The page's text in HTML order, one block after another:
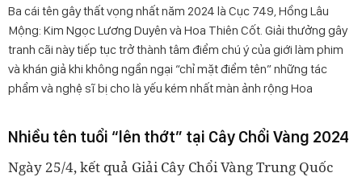
Ba cái tên gây thất vọng nhất năm 2024 là Cục 749, Hồng Lâu
Mộng: Kim Ngọc Lương Duyên và Hoa Thiên Cốt. Giải thưởng gây
tranh cãi này tiếp tục trở thành tâm điểm chú ý của giới làm phim
và khán giả khi không ngần ngại “chỉ mặt điểm tên” những tác
phẩm và nghệ sĩ bị cho là yếu kém nhất màn ảnh rộng Hoa
Nhiều tên tuổi “lên thớt” tại Cây Chổi Vàng 2024
Ngày 25/4, kết quả Giải Cây Chổi Vàng Trung Quốc